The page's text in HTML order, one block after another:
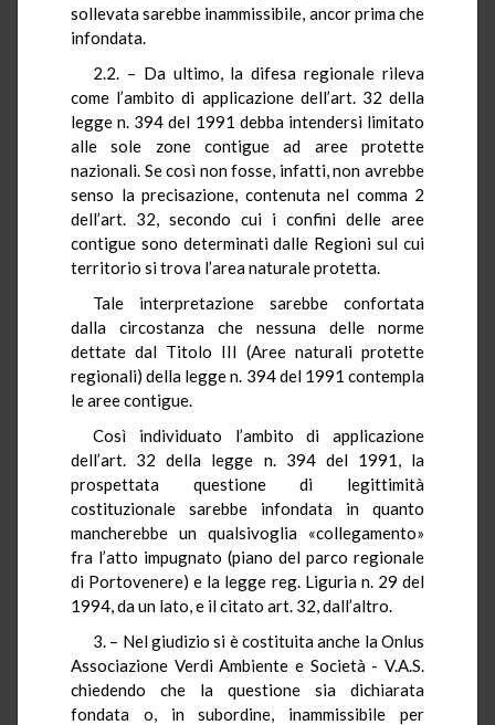
sollevata sarebbe inammissibile, ancor prima che
infondata.
2.2. – Da ultimo, la difesa regionale rileva
come l’ambito di applicazione dell’art. 32 della
legge n. 394 del 1991 debba intendersi limitato
alle sole zone contigue ad aree protette
nazionali. Se così non fosse, infatti, non avrebbe
senso la precisazione, contenuta nel comma 2
dell’art. 32, secondo cui i confini delle aree
contigue sono determinati dalle Regioni sul cui
territorio si trova l’area naturale protetta.
Tale interpretazione sarebbe confortata
dalla circostanza che nessuna delle norme
dettate dal Titolo III (Aree naturali protette
regionali) della legge n. 394 del 1991 contempla
le aree contigue.
Così individuato l’ambito di applicazione
dell’art. 32 della legge n. 394 del 1991, la
prospettata questione di legittimità
costituzionale sarebbe infondata in quanto
mancherebbe un qualsivoglia «collegamento»
fra l’atto impugnato (piano del parco regionale
di Portovenere) e la legge reg. Liguria n. 29 del
1994, da un lato, e il citato art. 32, dall’altro.
3. – Nel giudizio si è costituita anche la Onlus
Associazione Verdi Ambiente e Società - V.A.S.
chiedendo che la questione sia dichiarata
fondata o, in subordine, inammissibile per